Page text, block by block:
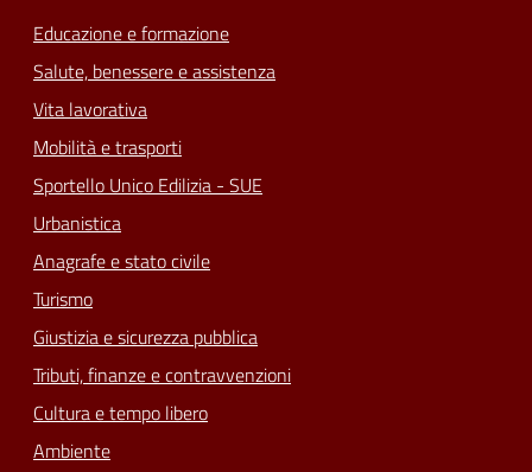
Educazione e formazione
Salute, benessere e assistenza
Vita lavorativa
Mobilità e trasporti
Sportello Unico Edilizia - SUE
Urbanistica
Anagrafe e stato civile
Turismo
Giustizia e sicurezza pubblica
Tributi, finanze e contravvenzioni
Cultura e tempo libero
Ambiente